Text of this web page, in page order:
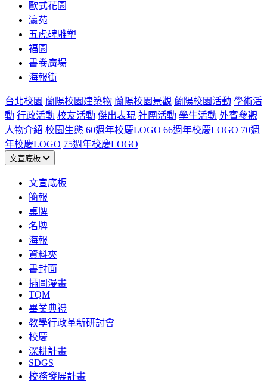
歐式花園
瀛苑
五虎碑雕塑
福園
書卷廣場
海報街
台北校園 蘭陽校園建築物 蘭陽校園景觀 蘭陽校園活動 學術活
動 行政活動 校友活動 傑出表現 社團活動 學生活動 外賓參觀
人物介紹 校園生態 60週年校慶LOGO 66週年校慶LOGO 70週
年校慶LOGO 75週年校慶LOGO
文宣底板
文宣底板
簡報
桌牌
名牌
海報
資料夾
書封面
插圖漫畫
TQM
畢業典禮
教學行政革新研討會
校慶
深耕計畫
SDGS
校務發展計畫